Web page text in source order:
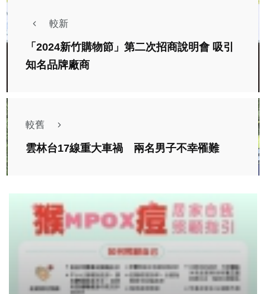
較新
「2024新竹購物節」第二次招商說明會 吸引
知名品牌廠商
較舊
雲林台17線重大車禍 兩名男子不幸罹難